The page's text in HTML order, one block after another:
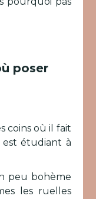
poser
coins où il fait
étudiant à
peu bohème
les ruelles